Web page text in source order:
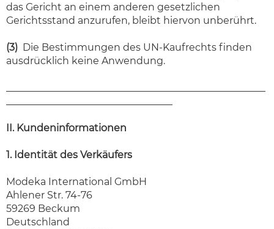
das Gericht an einem anderen gesetzlichen
Gerichtsstand anzurufen, bleibt hiervon unberührt.
(3) Die Bestimmungen des UN-Kaufrechts finden
ausdrücklich keine Anwendung.
II. Kundeninformationen
1. Identität des Verkäufers
Modeka International GmbH
Ahlener Str. 74-76
59269 Beckum
Deutschland